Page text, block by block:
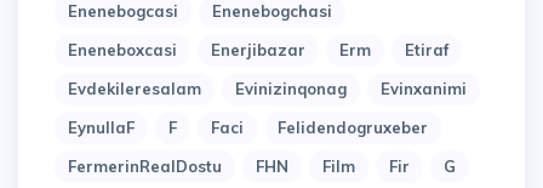
Enenebogcasi
Enenebogchasi
Eneneboxcasi
Enerjibazar Erm
Etiraf
Evdekileresalam
Evinizinqonag
Evinxanimi
EynullaF
F Faci
Felidendogruxeber
FermerinRealDostu
FHN Film Fir
G